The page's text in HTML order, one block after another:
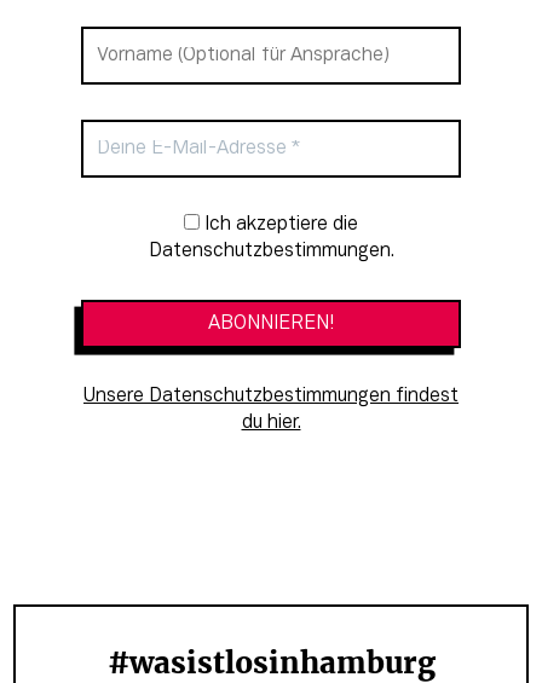
Newsletter-Anmeldung
Datenschutzbestimmungen.
Unsere Datenschutzbestimmungen findest
du hier.
#wasistlosinhamburg